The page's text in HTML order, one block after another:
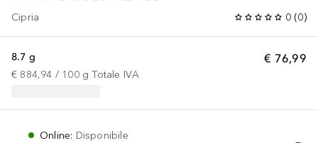
Cipria 0 (0)
€ 76,99
8.7 g
€ 884,94 / 100 g Totale IVA
Online: Disponibile